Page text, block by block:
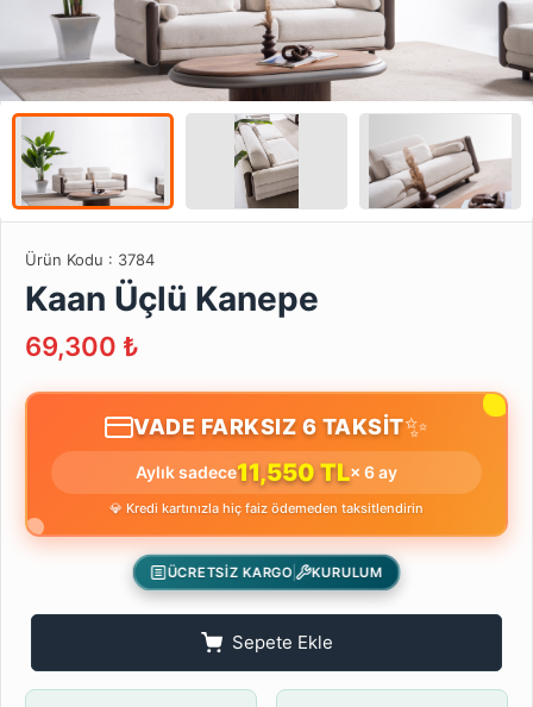
Ürün Kodu : 3784
Kaan Üçlü Kanepe
69,300 ₺
VADE FARKSIZ 6 TAKSİT✨
Aylık sadece11,550 TL× 6 ay
💎 Kredi kartınızla hiç faiz ödemeden taksitlendirin
ÜCRETSİZ KARGO KURULUM
Sepete Ekle